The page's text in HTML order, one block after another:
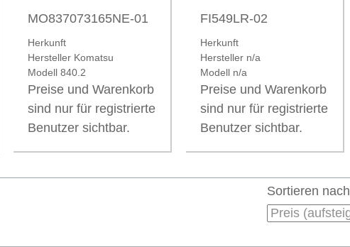
MO837073165NE-01
Herkunft
Hersteller Komatsu
Modell 840.2
Preise und Warenkorb
sind nur für registrierte
Benutzer sichtbar.
FI549LR-02
Herkunft
Hersteller n/a
Modell n/a
Preise und Warenkorb
sind nur für registrierte
Benutzer sichtbar.
Sortieren nach